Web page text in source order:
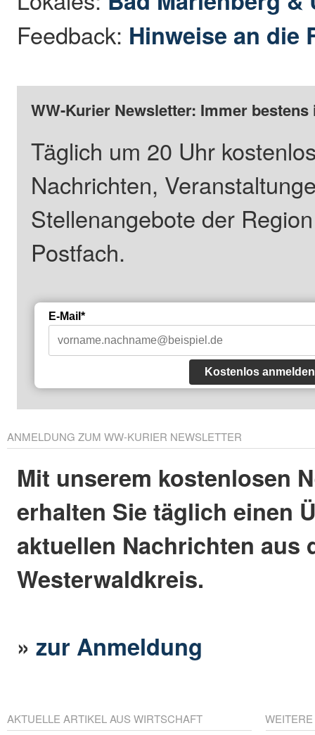
Feedback: Hinweise an die
WW-Kurier Newsletter: Immer
Täglich um 20 Uhr
Nachrichten,
Stellenangebote der
Postfach.
E-Mail*
Kostenlos anmelden
ANMELDUNG ZUM WW-KURIER NEWSLETTER
Mit unserem kostenlosen
erhalten Sie täglich einen
aktuellen Nachrichten aus
Westerwaldkreis.
»zur Anmeldung
AKTUELLE ARTIKEL AUS WIRTSCHAFT